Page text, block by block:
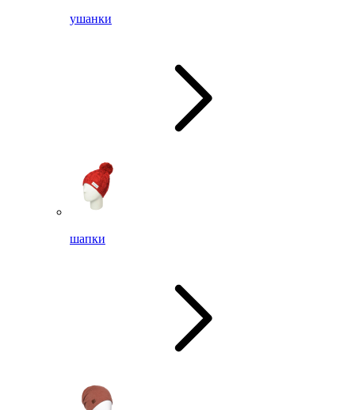
ушанки
шапки